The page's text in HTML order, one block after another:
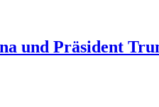
und Präsident